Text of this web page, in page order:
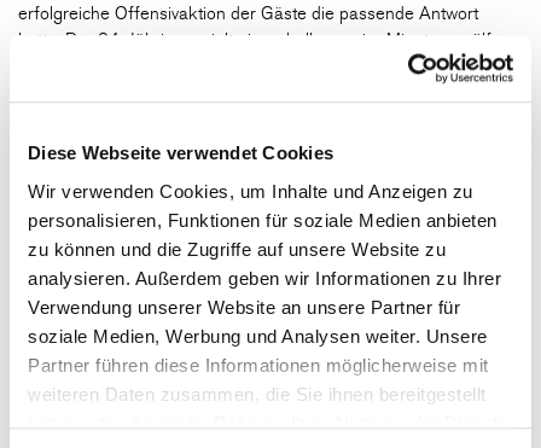
Diese Webseite verwendet Cookies
Wir verwenden Cookies, um Inhalte und Anzeigen zu
personalisieren, Funktionen für soziale Medien anbieten
zu können und die Zugriffe auf unsere Website zu
analysieren. Außerdem geben wir Informationen zu Ihrer
Verwendung unserer Website an unsere Partner für
soziale Medien, Werbung und Analysen weiter. Unsere
Partner führen diese Informationen möglicherweise mit
weiteren Daten zusammen, die Sie ihnen bereitgestellt
erfolgreiche Offensivaktion der Gäste die passende Antwort
hatte: Der 24-Jährige erzielte innerhalb von vier Minuten zwölf
war der sechste Heimsieg der Saison für s.Oliver Würzburg und
der dritte in den letzten vier Heimspielen: „Ich freue mich für
unsere fantastischen Fans. Es ist jedes Mal eine tolle Atmosphäre
in der Halle, sie geben uns enorm viel Energie“, sagte Headcoach
Sasa Filipovski.
s.Oliver Würzburg - HAKRO Merlins Crailsheim91:74
(22:15, 25:17, 23:17, 21:25)